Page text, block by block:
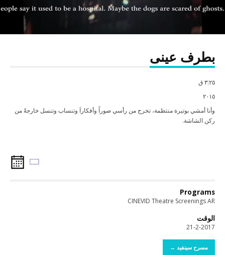
بطرف عينى
٣:٢٥ ق
٢٠١٥
وأنا أمشي بوتيرة منتظمة، تخرج من رأسي صوراً وأفكاراَ وتنساب وتنسل خارجةً من
ركن الشاشة.
Programs
CINEVID Theatre Screenings AR
الوقت
21-2-2017
مسرح سينفيد →